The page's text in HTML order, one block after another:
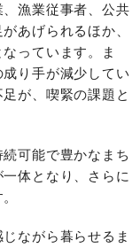
漁業従事者、公共
あげられるほか、
っています。ま
り手が減少してい
が、喫緊の課題と
可能で豊かなまち
体となり、さらに
ながら暮らせるま